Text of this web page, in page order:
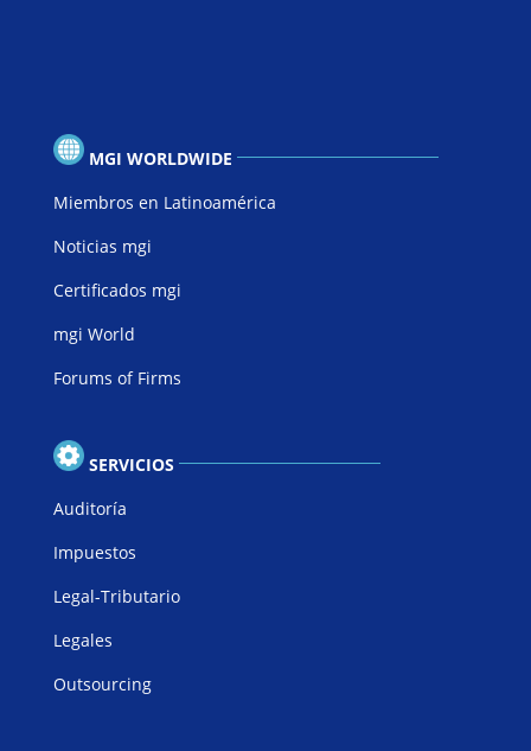
MGI WORLDWIDE
Miembros en Latinoamérica
Noticias mgi
Certificados mgi
mgi World
Forums of Firms
SERVICIOS
Auditoría
Impuestos
Legal-Tributario
Legales
Outsourcing